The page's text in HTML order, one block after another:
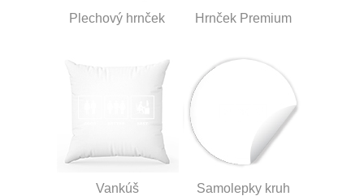
Plechový hrnček Hrnček Premium
Vankúš Samolepky kruh